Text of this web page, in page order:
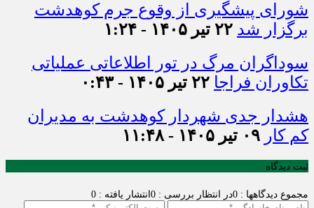
شورای پیشگیری از وقوع جرم کوهدشت
برگزار شد ۲۲ تیر ۱۴۰۵ - ۱:۲۴
سوداگران مرگ در تور اطلاعاتی عملیاتی
تکاوران فراجا ۲۲ تیر ۱۴۰۵ - ۰:۴۳
هشدار جدی شهردار کوهدشت به مدیران
کم کار ۰۹ تیر ۱۴۰۵ - ۱۱:۴۸
ثبت دیدگاه
مجموع دیدگاهها : 0 در انتظار بررسی : 0 انتشار یافته : 0